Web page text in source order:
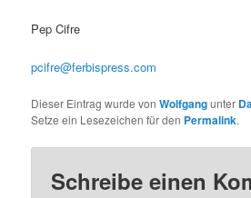
Pep Cifre
pcifre@ferbispress.com
Dieser Eintrag wurde vonWolfgangunter
Setze ein Lesezeichen für den Permalink.
Schreibe einen